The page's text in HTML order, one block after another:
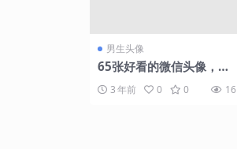
男生头像
65张好看的微信头像，红
色背景，简约之美
3 年前 0 0 16